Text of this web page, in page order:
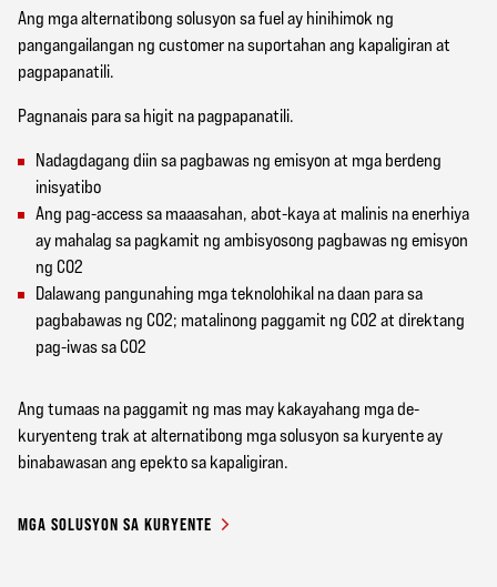
Ang mga alternatibong solusyon sa fuel ay hinihimok ng
pangangailangan ng customer na suportahan ang kapaligiran at
pagpapanatili.
Pagnanais para sa higit na pagpapanatili.
Nadagdagang diin sa pagbawas ng emisyon at mga berdeng
inisyatibo
Ang pag-access sa maaasahan, abot-kaya at malinis na enerhiya
ay mahalag sa pagkamit ng ambisyosong pagbawas ng emisyon
ng CO2
Dalawang pangunahing mga teknolohikal na daan para sa
pagbabawas ng CO2; matalinong paggamit ng CO2 at direktang
pag-iwas sa CO2
Ang tumaas na paggamit ng mas may kakayahang mga de-
kuryenteng trak at alternatibong mga solusyon sa kuryente ay
binabawasan ang epekto sa kapaligiran.
MGA SOLUSYON SA KURYENTE